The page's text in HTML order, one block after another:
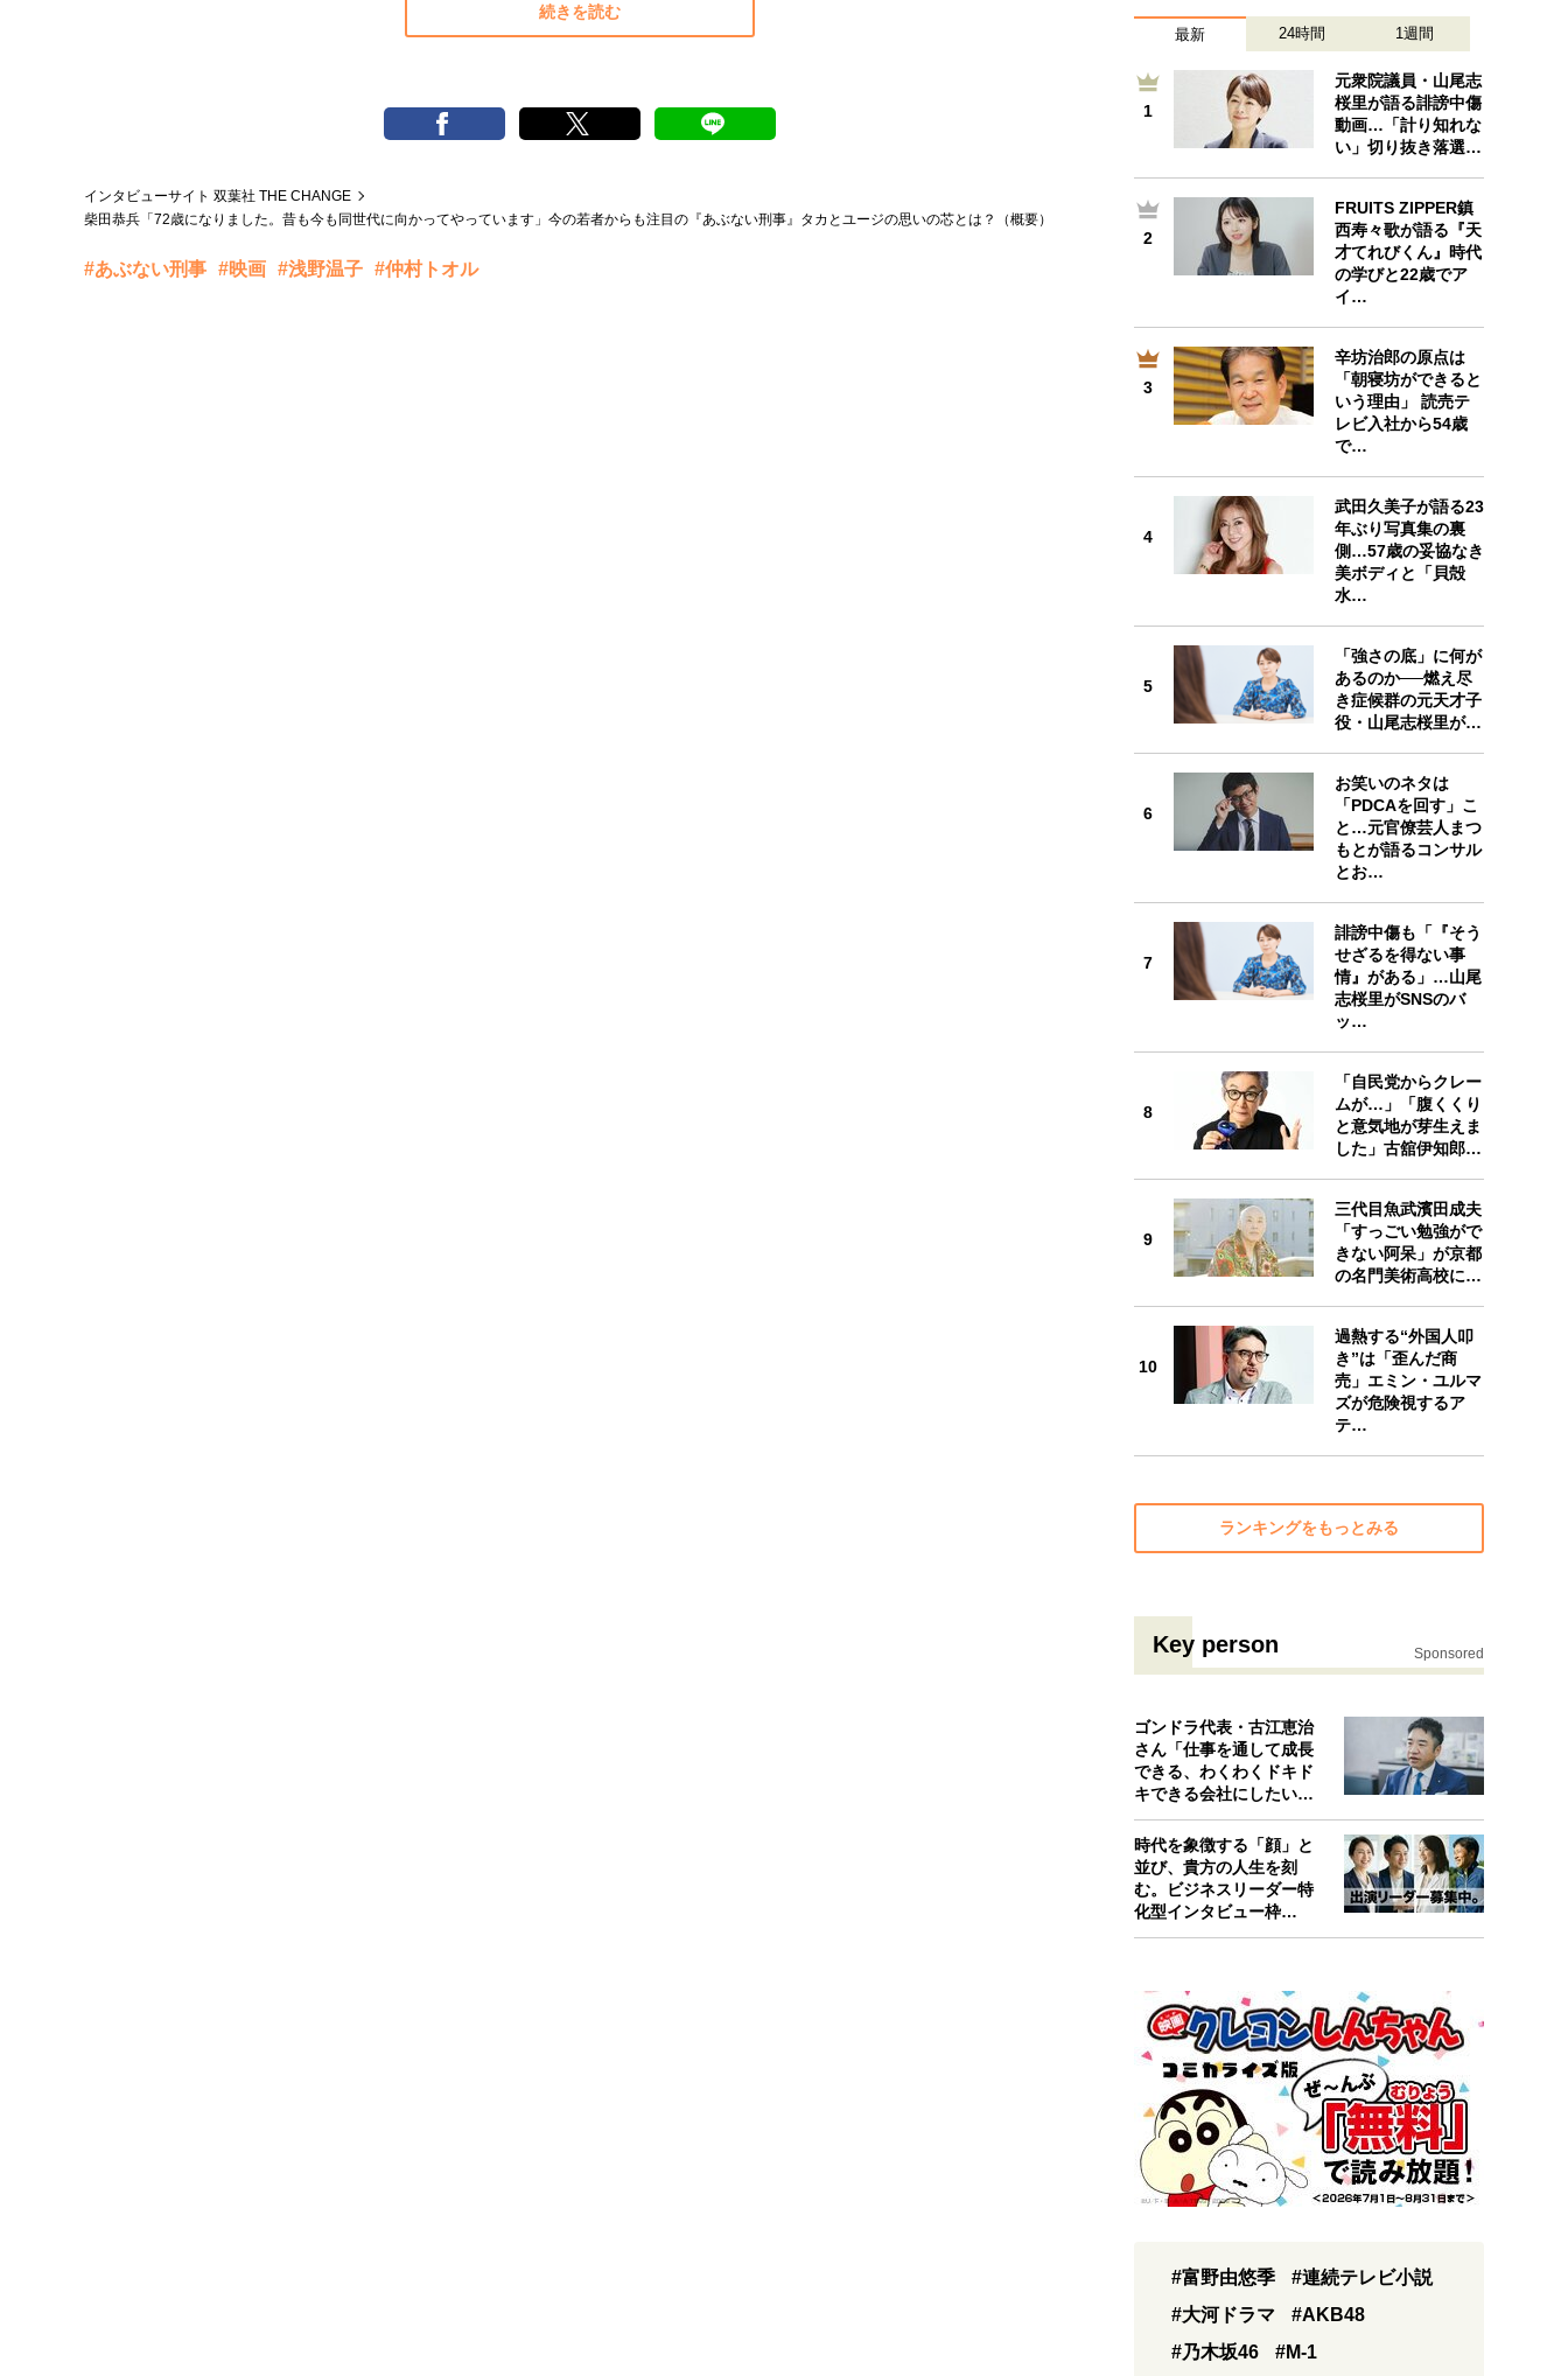
続きを読む
インタビューサイト 双葉社 THE CHANGE
柴田恭兵「72歳になりました。昔も今も同世代に向かってやっています」今の若者からも注目の『あぶない刑事』タカとユージの思いの芯とは？（概要）
#あぶない刑事 #映画 #浅野温子 #仲村トオル
最新 24時間 1週間
1
元衆院議員・山尾志
桜里が語る誹謗中傷
動画…「計り知れな
い」切り抜き落選…
2
FRUITS ZIPPER鎮
西寿々歌が語る『天
才てれびくん』時代
の学びと22歳でア
イ…
3
辛坊治郎の原点は
「朝寝坊ができると
いう理由」 読売テ
レビ入社から54歳
で…
4
武田久美子が語る23
年ぶり写真集の裏
側…57歳の妥協なき
美ボディと「貝殻
水…
5
「強さの底」に何が
あるのか──燃え尽
き症候群の元天才子
役・山尾志桜里が…
6
お笑いのネタは
「PDCAを回す」こ
と…元官僚芸人まつ
もとが語るコンサル
とお…
7
誹謗中傷も「『そう
せざるを得ない事
情』がある」…山尾
志桜里がSNSのバ
ッ…
8
「自民党からクレー
ムが…」「腹くくり
と意気地が芽生えま
した」古舘伊知郎…
9
三代目魚武濱田成夫
「すっごい勉強がで
きない阿呆」が京都
の名門美術高校に…
10
過熱する“外国人叩
き”は「歪んだ商
売」エミン・ユルマ
ズが危険視するア
テ…
ランキングをもっとみる
Key person Sponsored
ゴンドラ代表・古江恵治
さん「仕事を通して成長
できる、わくわくドキド
キできる会社にしたいと
考えたんで…
時代を象徴する「顔」と
並び、貴方の人生を刻
む。ビジネスリーダー特
化型インタビュー枠
『Key person』始…
#富野由悠季
#連続テレビ小説
#大河ドラマ
#AKB48
#乃木坂46
#M-1